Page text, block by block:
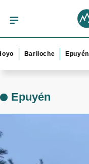
Epuyén Cholila
Epuyén